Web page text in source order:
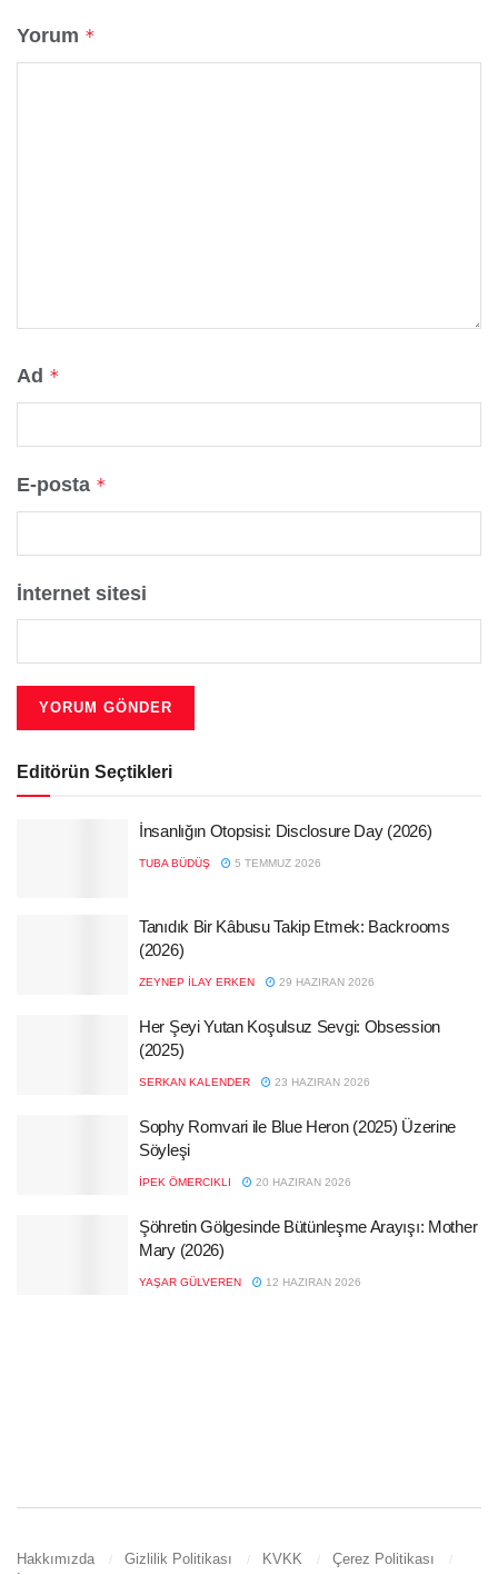
Yorum *
Ad *
E-posta *
İnternet sitesi
Editörün Seçtikleri
İnsanlığın Otopsisi: Disclosure Day (2026)
TUBA BÜDÜŞ 5 TEMMUZ 2026
Tanıdık Bir Kâbusu Takip Etmek: Backrooms
(2026)
ZEYNEP İLAY ERKEN 29 HAZIRAN 2026
Her Şeyi Yutan Koşulsuz Sevgi: Obsession
(2025)
SERKAN KALENDER 23 HAZIRAN 2026
Sophy Romvari ile Blue Heron (2025) Üzerine
Söyleşi
İPEK ÖMERCIKLI 20 HAZIRAN 2026
Şöhretin Gölgesinde Bütünleşme Arayışı: Mother
Mary (2026)
YAŞAR GÜLVEREN 12 HAZIRAN 2026
Hakkımızda Gizlilik Politikası KVKK
Çerez Politikası